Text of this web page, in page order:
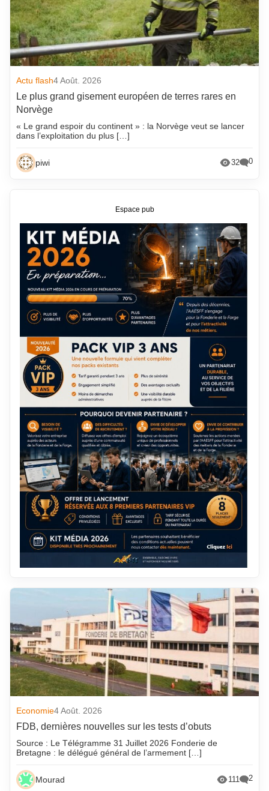
Actu flash4 Août. 2026
Le plus grand gisement européen de terres rares en
Norvège
« Le grand espoir du continent » : la Norvège veut se lancer
dans l’exploitation du plus […]
piwi 32 0
Economie4 Août. 2026
FDB, dernières nouvelles sur les tests d’obuts
Source : Le Télégramme 31 Juillet 2026 Fonderie de
Bretagne : le délégué général de l’armement […]
Mourad 111 2
Espace pub